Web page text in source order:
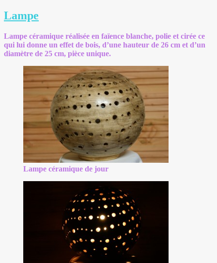
Lampe
Lampe céramique réalisée en faïence blanche, polie et cirée ce
qui lui donne un effet de bois, d’une hauteur de 26 cm et d’un
diamètre de 25 cm, pièce unique.
Lampe céramique de jour